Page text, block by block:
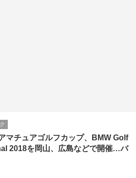
マチュアゴルフカップ、BMW Golf
2018を岡山、広島などで開催…バ